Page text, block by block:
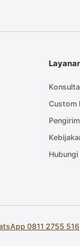
Custom
Hubungi
0811 2755 516